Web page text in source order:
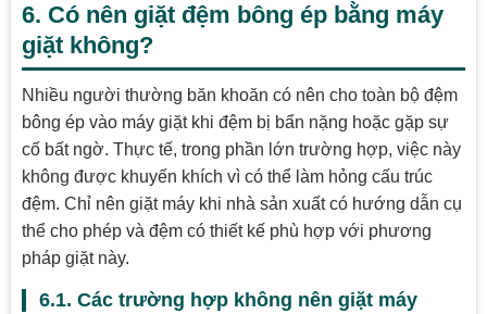
6. Có nên giặt đệm bông ép bằng máy
giặt không?
Nhiều người thường băn khoăn có nên cho toàn bộ đệm
bông ép vào máy giặt khi đệm bị bẩn nặng hoặc gặp sự
cố bất ngờ. Thực tế, trong phần lớn trường hợp, việc này
không được khuyến khích vì có thể làm hỏng cấu trúc
đệm. Chỉ nên giặt máy khi nhà sản xuất có hướng dẫn cụ
thể cho phép và đệm có thiết kế phù hợp với phương
pháp giặt này.
6.1. Các trường hợp không nên giặt máy